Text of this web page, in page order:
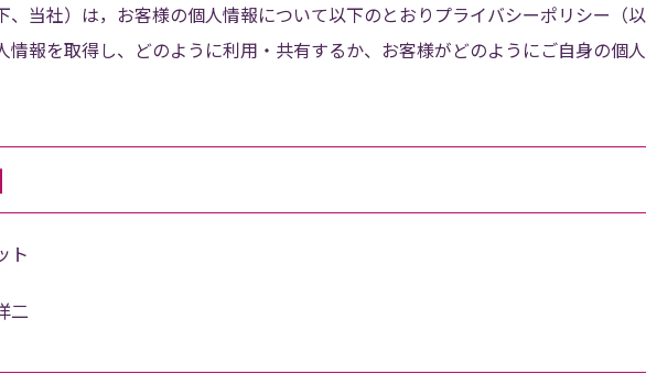
、当社）は，お客様の個人情報について以下のとおりプライバシーポリシー（
情報を取得し、どのように利用・共有するか、お客様がどのようにご自身の個
ト
二